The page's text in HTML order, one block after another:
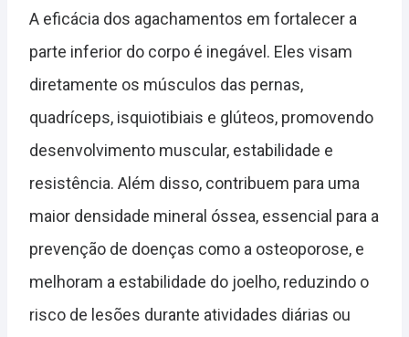
A eficácia dos agachamentos em fortalecer a
parte inferior do corpo é inegável. Eles visam
diretamente os músculos das pernas,
quadríceps, isquiotibiais e glúteos, promovendo
desenvolvimento muscular, estabilidade e
resistência. Além disso, contribuem para uma
maior densidade mineral óssea, essencial para a
prevenção de doenças como a osteoporose, e
melhoram a estabilidade do joelho, reduzindo o
risco de lesões durante atividades diárias ou